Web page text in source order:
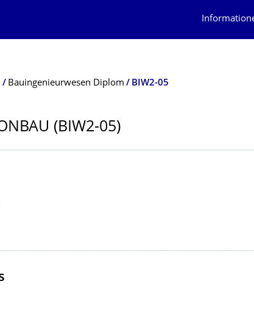
Bauingenieurwesen Diplom BIW2-05
(BIW2-05)